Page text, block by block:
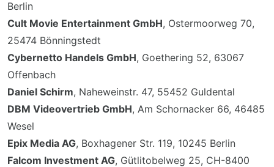
Berlin
Cult Movie Entertainment GmbH, Ostermoorweg 70,
25474 Bönningstedt
Cybernetto Handels GmbH, Goethering 52, 63067
Offenbach
Daniel Schirm, Naheweinstr. 47, 55452 Guldental
DBM Videovertrieb GmbH, Am Schornacker 66, 46485
Wesel
Epix Media AG, Boxhagener Str. 119, 10245 Berlin
Falcom Investment AG, Gütlitobelweg 25, CH-8400